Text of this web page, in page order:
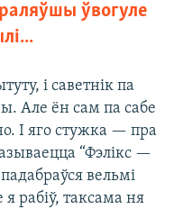
ўвогуле
і саветнік па
Але ён сам па сабе
І яго стужка — пра
“Фэлікс —
вельмі
я рабіў, таксама ня